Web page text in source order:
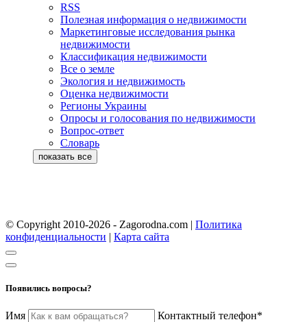
RSS
Полезная информация о недвижимости
Маркетинговые исследования рынка
недвижимости
Классификация недвижимости
Все о земле
Экология и недвижимость
Оценка недвижимости
Регионы Украины
Опросы и голосования по недвижимости
Вопрос-ответ
Словарь
© Copyright 2010-2026 - Zagorodna.com | Политика
конфиденциальности | Карта сайта
Появились вопросы?
Имя Контактный телефон*